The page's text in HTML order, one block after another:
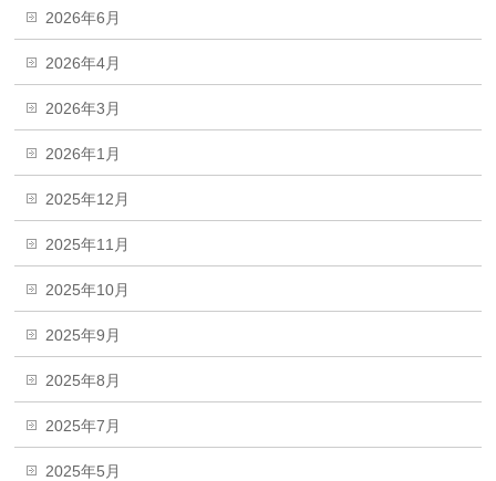
2026年6月
2026年4月
2026年3月
2026年1月
2025年12月
2025年11月
2025年10月
2025年9月
2025年8月
2025年7月
2025年5月